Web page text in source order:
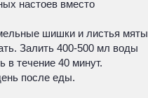
настоев вместо
шишки и листья мяты
Залить 400-500 мл воды
в течение 40 минут.
после еды.